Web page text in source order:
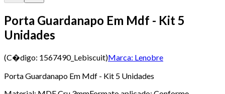
Porta Guardanapo Em Mdf - Kit 5
Unidades
(C�digo: 1567490_Lebiscuit)Marca: Lenobre
Porta Guardanapo Em Mdf - Kit 5 Unidades